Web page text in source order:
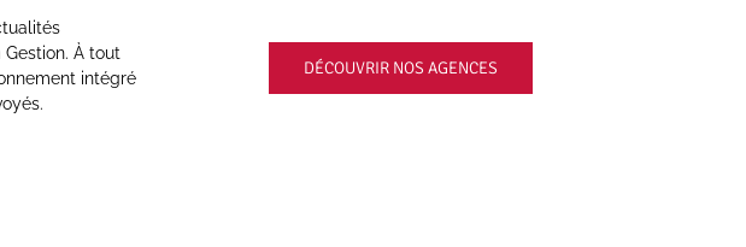
À tout
intégré
DÉCOUVRIR NOS AGENCES